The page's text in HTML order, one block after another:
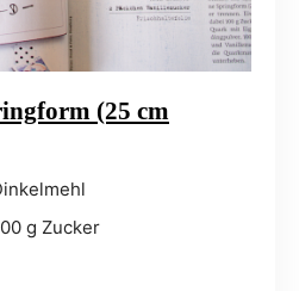
(25 cm
g Zucker